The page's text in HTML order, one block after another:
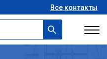
Все контакты